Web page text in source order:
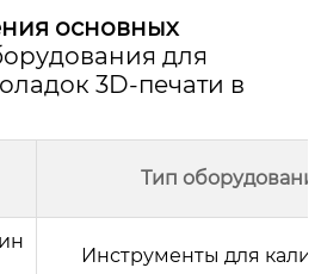
основных
для
3D-печати в
Тип
Инструменты для